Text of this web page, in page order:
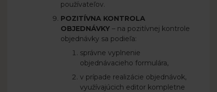
používateľov.
POZITÍVNA KONTROLA
OBJEDNÁVKY – na pozitívnej kontrole
objednávky sa podieľa:
správne vyplnenie
objednávacieho formulára,
v prípade realizácie objednávok,
využívajúcich editor kompletne